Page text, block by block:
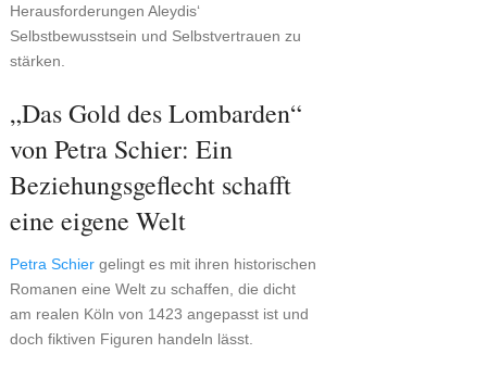
Herausforderungen Aleydis‘
Selbstbewusstsein und Selbstvertrauen zu
stärken.
„Das Gold des Lombarden“
von Petra Schier: Ein
Beziehungsgeflecht schafft
eine eigene Welt
Petra Schiergelingt es mit ihren historischen
Romanen eine Welt zu schaffen, die dicht
am realen Köln von 1423 angepasst ist und
doch fiktiven Figuren handeln lässt.